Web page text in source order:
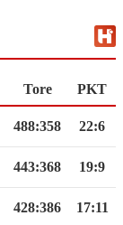
Tore PKT
488:358 22:6
443:368 19:9
428:386 17:11